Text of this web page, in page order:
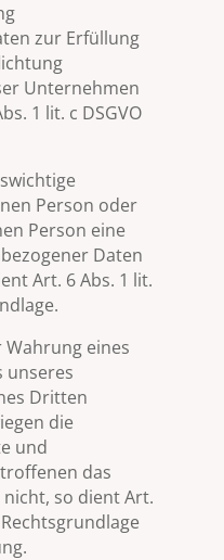
zur Erfüllung
Unternehmen
1 lit. c DSGVO
Person oder
Person eine
Daten
Art. 6 Abs. 1 lit.
eines
unseres
Dritten
die
und
das
so dient Art.